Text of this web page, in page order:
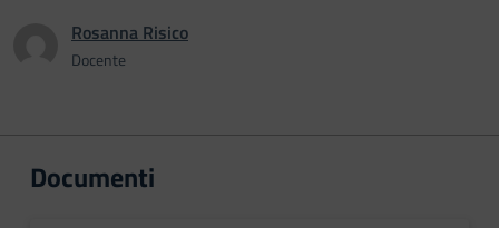
Rosanna Risico
Docente
Documenti